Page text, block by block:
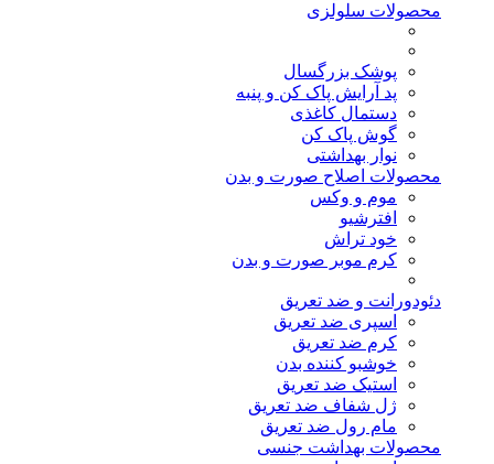
محصولات سلولزی
پوشک بزرگسال
پد آرایش پاک کن و پنبه
دستمال کاغذی
گوش پاک کن
نوار بهداشتی
محصولات اصلاح صورت و بدن
موم و وکس
افترشیو
خود تراش
کرم موبر صورت و بدن
دئودورانت و ضد تعریق
اسپری ضد تعریق
کرم ضد تعریق
خوشبو کننده بدن
استیک ضد تعریق
ژل شفاف ضد تعریق
مام رول ضد تعریق
محصولات بهداشت جنسی